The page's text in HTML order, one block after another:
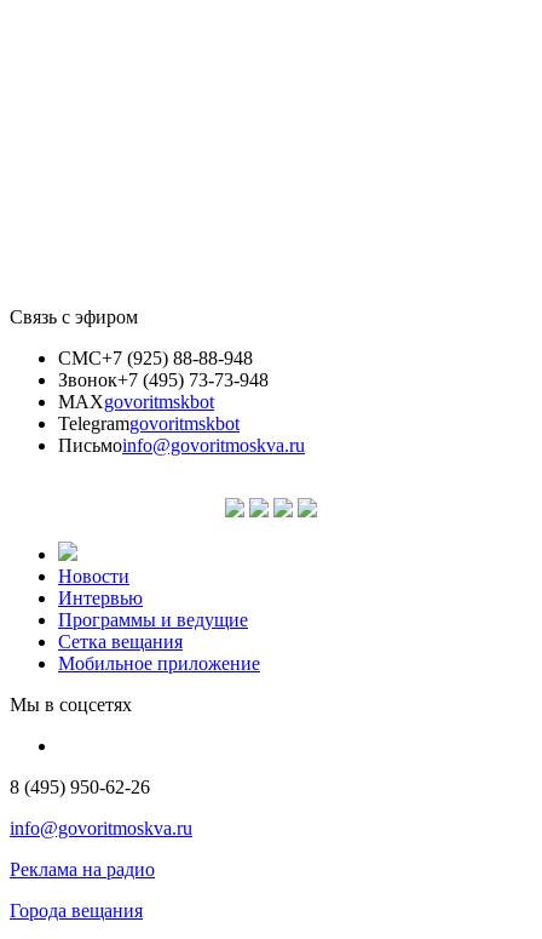
Связь с эфиром
СМС+7 (925) 88-88-948
Звонок+7 (495) 73-73-948
MAXgovoritmskbot
Telegramgovoritmskbot
Письмоinfo@govoritmoskva.ru
Новости
Интервью
Программы и ведущие
Сетка вещания
Мобильное приложение
Мы в соцсетях
8 (495) 950-62-26
info@govoritmoskva.ru
Реклама на радио
Города вещания